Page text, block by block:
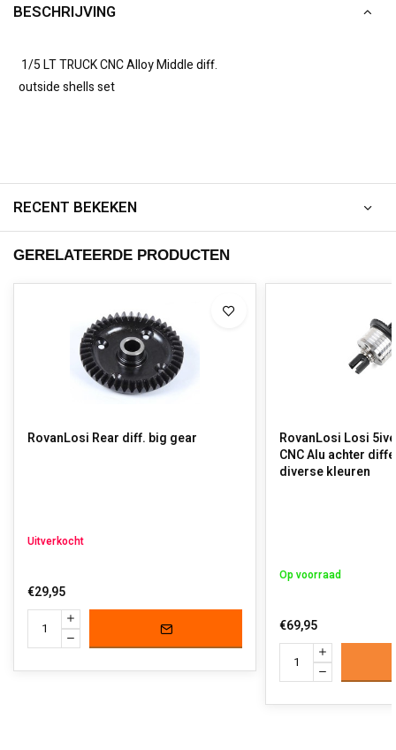
BESCHRIJVING
1/5 LT TRUCK CNC Alloy Middle diff.
outside shells set
RECENT BEKEKEN
GERELATEERDE PRODUCTEN
RovanLosi Rear diff. big gear
Uitverkocht
€29,95
RovanLosi Losi
CNC Alu achter
diverse kleuren
Op voorraad
€69,95